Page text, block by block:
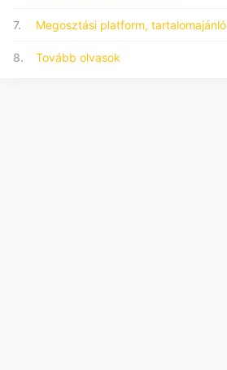
7. Megosztási platform, tartalomajánló
8. Tovább olvasok